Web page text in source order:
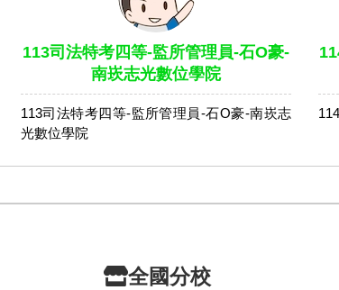
113司法特考四等-監所管理員-石O豪-
南崁志光數位學院
113司法特考四等-監所管理員-石O豪-南崁志
光數位學院
全國分校